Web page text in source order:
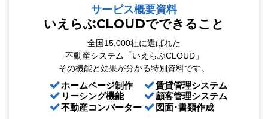
サービス概要資料
いえらぶCLOUDでできること
全国15,000社に選ばれた
不動産システム「いえらぶCLOUD」
その機能と効果が分かる特別資料です。
ホームページ制作
リーシング機能
不動産コンバーター
賃貸管理システム
顧客管理システム
図面･書類作成